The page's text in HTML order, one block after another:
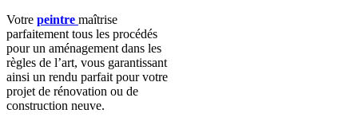
Votre peintre maîtrise
parfaitement tous les procédés
pour un aménagement dans les
règles de l’art, vous garantissant
ainsi un rendu parfait pour votre
projet de rénovation ou de
construction neuve.